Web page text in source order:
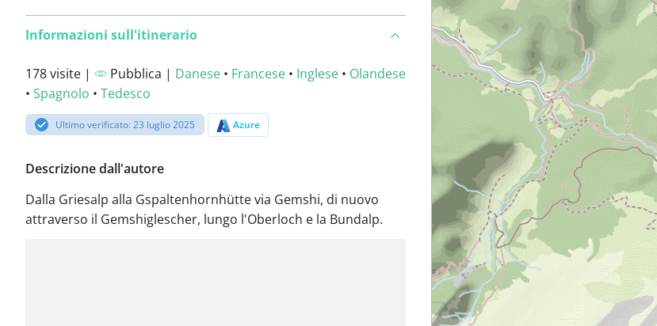
Informazioni sull'itinerario
178 visite | Pubblica | Danese • Francese • Inglese • Olandese
• Spagnolo • Tedesco
Ultimo verificato: 23 luglio 2025 Azure
Descrizione dall'autore
Dalla Griesalp alla Gspaltenhornhütte via Gemshi, di nuovo
attraverso il Gemshiglescher, lungo l'Oberloch e la Bundalp.